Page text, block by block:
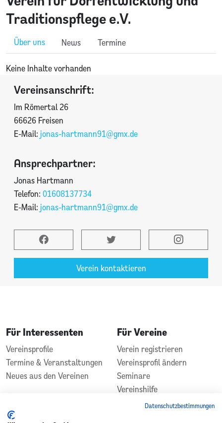
Traditionspflege e.V.
Über uns News Termine
Keine Inhalte vorhanden
Vereinsanschrift:
Im Römertal 26
66626 Freisen
E-Mail: jonas-hartmann91@gmx.de
Ansprechpartner:
Jonas Hartmann
Telefon: 01608137734
E-Mail: jonas-hartmann91@gmx.de
Verein kontaktieren
Für Interessenten
Vereinsprofile
Termine & Veranstaltungen
Neues aus den Vereinen
Für Vereine
Verein registrieren
Vereinsprofil ändern
Seminare
Vereinshilfe
KontaktDatenschutzbestimmungen